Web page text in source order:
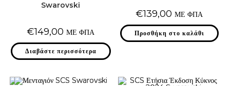
Swarovski
€149,00 ΜΕ ΦΠΑ
Διαβάστε περισσότερα
€139,00 ΜΕ ΦΠΑ
Προσθήκη στο καλάθι